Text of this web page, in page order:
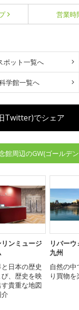
営業時
ポット一覧へ
学館一覧へ
Twitter)でシェア
館周辺のGW(ゴールデ
ンミュージ
日本の歴史
び、歴史を映
す貴重な地図
リバー
九州
自然の中
り買物を